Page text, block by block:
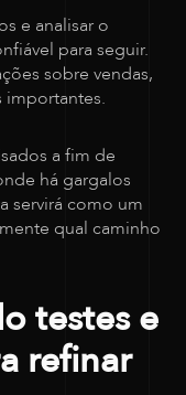
e analisar o
para seguir.
sobre vendas,
a fim de
há gargalos
servirá como um
qual caminho
testes e
refinar